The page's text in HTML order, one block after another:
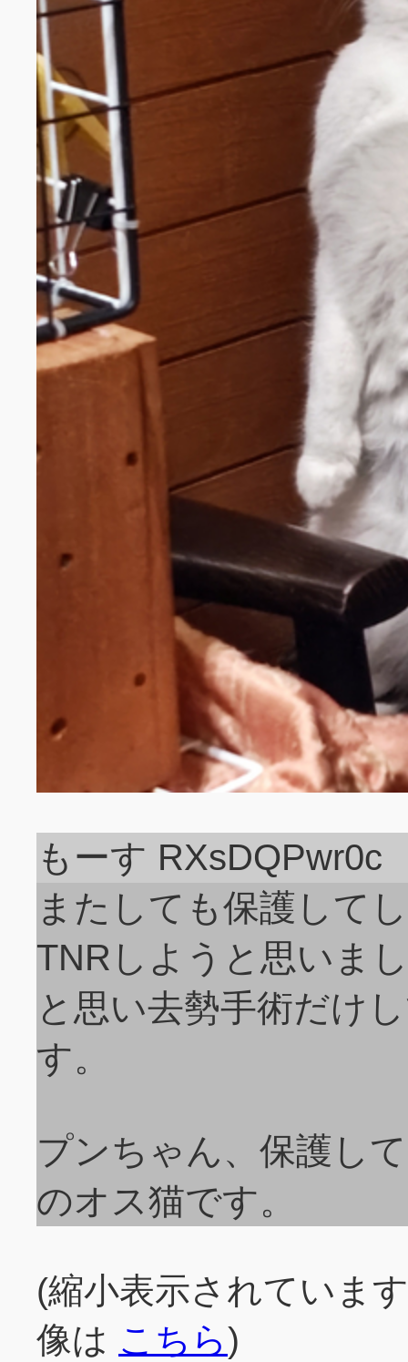
もーす RXsDQPwr0c
またしても保護して
TNRしようと思いま
と思い去勢手術だけ
す。
プンちゃん、保護し
のオス猫です。
(縮小表示されていま
像は こちら)